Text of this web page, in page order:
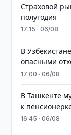
Страховой
полугодия
17:15 · 06/08
В
опасными
17:00 · 06/08
В Ташкенте
к
16:45 · 06/08